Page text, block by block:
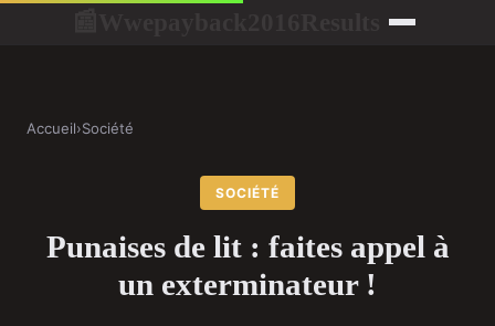
Accueil›Société
SOCIÉTÉ
Punaises de lit : faites appel à
un exterminateur !